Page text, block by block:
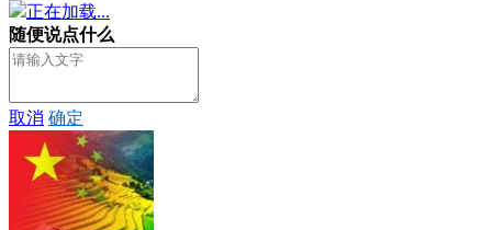
正在加载...
随便说点什么
取消 确定